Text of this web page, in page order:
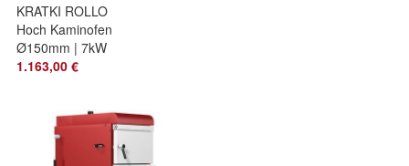
KRATKI ROLLO
Hoch Kaminofen
Ø150mm | 7kW
Stahlofen, Clean-
1.163,00 €